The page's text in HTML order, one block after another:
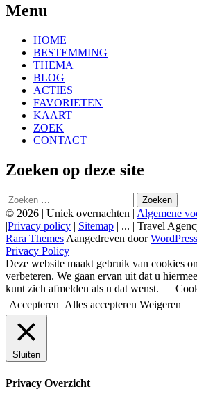
Menu
HOME
BESTEMMING
THEMA
BLOG
ACTIES
FAVORIETEN
KAART
ZOEK
CONTACT
Zoeken op deze site
Zoeken
naar:
© 2026 | Uniek overnachten | Algemene
Privacy policy Sitemap | ... | Travel
Rara ThemesAangedreven doorWordPress
Privacy Policy
Deze website maakt gebruik van cookies
verbeteren. We gaan ervan uit dat u
kunt zich afmelden als u dat wenst.
Accepteren Alles accepteren Weigeren
Sluiten
Privacy Overzicht